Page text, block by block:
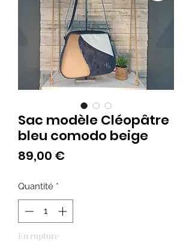
Sac modèle Cléopâtre
bleu comodo beige
89,00 €Prix
Quantité *
En rupture